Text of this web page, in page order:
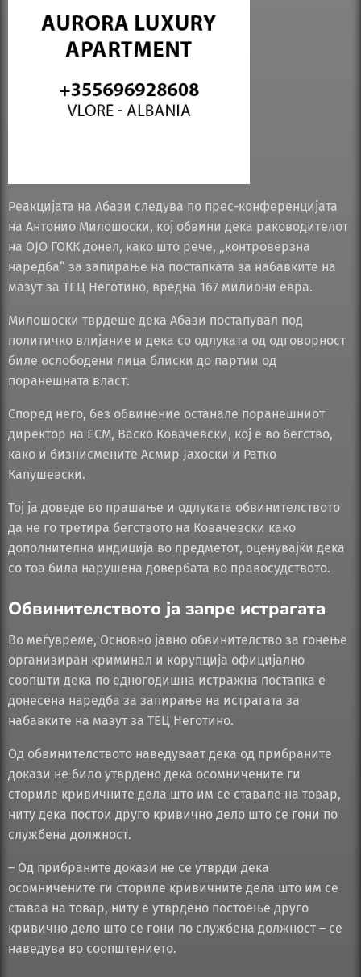
Реакцијата на Абази следува по прес-конференцијата
на Антонио Милошоски, кој обвини дека раководителот
на ОЈО ГОКК донел, како што рече, „контроверзна
наредба“ за запирање на постапката за набавките на
мазут за ТЕЦ Неготино, вредна 167 милиони евра.
Милошоски тврдеше дека Абази постапувал под
политичко влијание и дека со одлуката од одговорност
биле ослободени лица блиски до партии од
поранешната власт.
Според него, без обвинение останале поранешниот
директор на ЕСМ, Васко Ковачевски, кој е во бегство,
како и бизнисмените Асмир Јахоски и Ратко
Капушевски.
Тој ја доведе во прашање и одлуката обвинителството
да не го третира бегството на Ковачевски како
дополнителна индиција во предметот, оценувајќи дека
со тоа била нарушена довербата во правосудството.
Обвинителството ја запре истрагата
Во меѓувреме, Основно јавно обвинителство за гонење
организиран криминал и корупција официјално
соопшти дека по едногодишна истражна постапка е
донесена наредба за запирање на истрагата за
набавките на мазут за ТЕЦ Неготино.
Од обвинителството наведуваат дека од прибраните
докази не било утврдено дека осомничените ги
сториле кривичните дела што им се ставале на товар,
ниту дека постои друго кривично дело што се гони по
службена должност.
– Од прибраните докази не се утврди дека
осомничените ги сториле кривичните дела што им се
ставаа на товар, ниту е утврдено постоење друго
кривично дело што се гони по службена должност – се
наведува во соопштението.